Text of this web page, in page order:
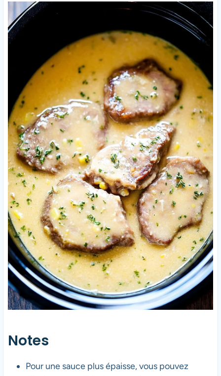
Notes
Pour une sauce plus épaisse, vous pouvez